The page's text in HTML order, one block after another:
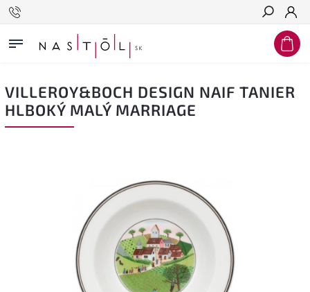
Hľadať
VILLEROY&BOCH DESIGN NAIF TANIER
HLBOKÝ MALÝ MARRIAGE